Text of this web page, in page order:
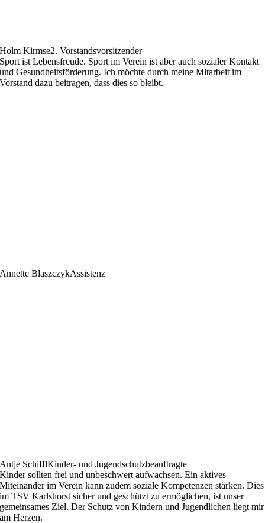
Holm Kirmse2. Vorstandsvorsitzender
Sport ist Lebensfreude. Sport im Verein ist aber auch sozialer Kontakt
und Gesundheitsförderung. Ich möchte durch meine Mitarbeit im
Vorstand dazu beitragen, dass dies so bleibt.
Annette BlaszczykAssistenz
Antje SchifflKinder- und Jugendschutzbeauftragte
Kinder sollten frei und unbeschwert aufwachsen. Ein aktives
Miteinander im Verein kann zudem soziale Kompetenzen stärken. Dies
im TSV Karlshorst sicher und geschützt zu ermöglichen, ist unser
gemeinsames Ziel. Der Schutz von Kindern und Jugendlichen liegt mir
am Herzen.